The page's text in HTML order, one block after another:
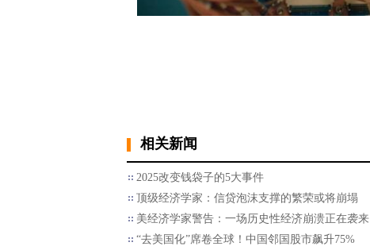
相关新闻
2025改变钱袋子的5大事件
顶级经济学家：信贷泡沫支撑的繁荣或将崩塌
美经济学家警告：一场历史性经济崩溃正在袭来
“去美国化”席卷全球！中国邻国股市飙升75%